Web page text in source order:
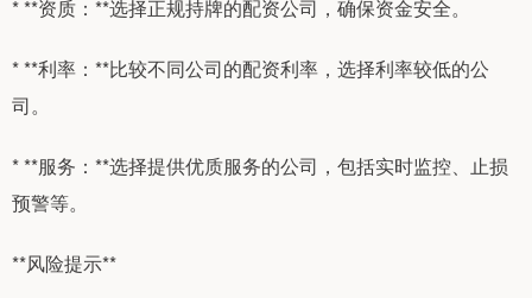
* **资质：**选择正规持牌的配资公司，确保资金安全。
* **利率：**比较不同公司的配资利率，选择利率较低的公
司。
* **服务：**选择提供优质服务的公司，包括实时监控、止损
预警等。
**风险提示**